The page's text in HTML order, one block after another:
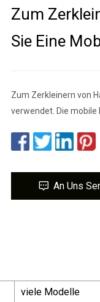
Zum
Sie Eine
Zum Zerkleinern von
verwendet. Die
An Uns
viele Modelle